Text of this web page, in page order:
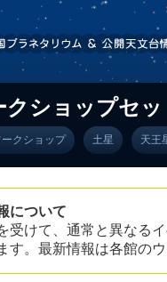
クショップセッ
ークショップ 土星 天王
について
受けて、通常と異なる
す。最新情報は各館の